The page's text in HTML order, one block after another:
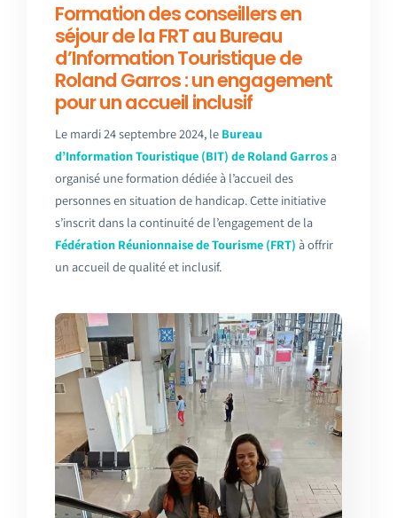
Formation des conseillers en
séjour de la FRT au Bureau
d’Information Touristique de
Roland Garros : un engagement
pour un accueil inclusif
Le mardi 24 septembre 2024, le Bureau
d’Information Touristique (BIT) de Roland Garrosa
organisé une formation dédiée à l’accueil des
personnes en situation de handicap. Cette initiative
s’inscrit dans la continuité de l’engagement de la
Fédération Réunionnaise de Tourisme (FRT) à offrir
un accueil de qualité et inclusif.